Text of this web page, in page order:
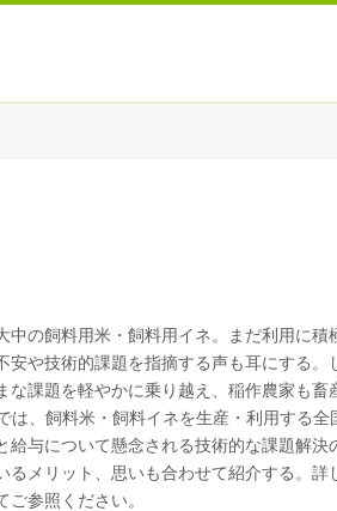
中の飼料用米・飼料用イネ。まだ利用に積
安や技術的課題を指摘する声も耳にする。
な課題を軽やかに乗り越え、稲作農家も畜
は、飼料米・飼料イネを生産・利用する全
給与について懸念される技術的な課題解決
るメリット、思いも合わせて紹介する。詳
ご参照ください。